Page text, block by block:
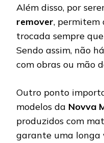
Além disso, por
remover, permitem
trocada sempre
Sendo assim, não
com obras ou mão
Outro ponto
modelos da Novva
produzidos com
garante uma longa